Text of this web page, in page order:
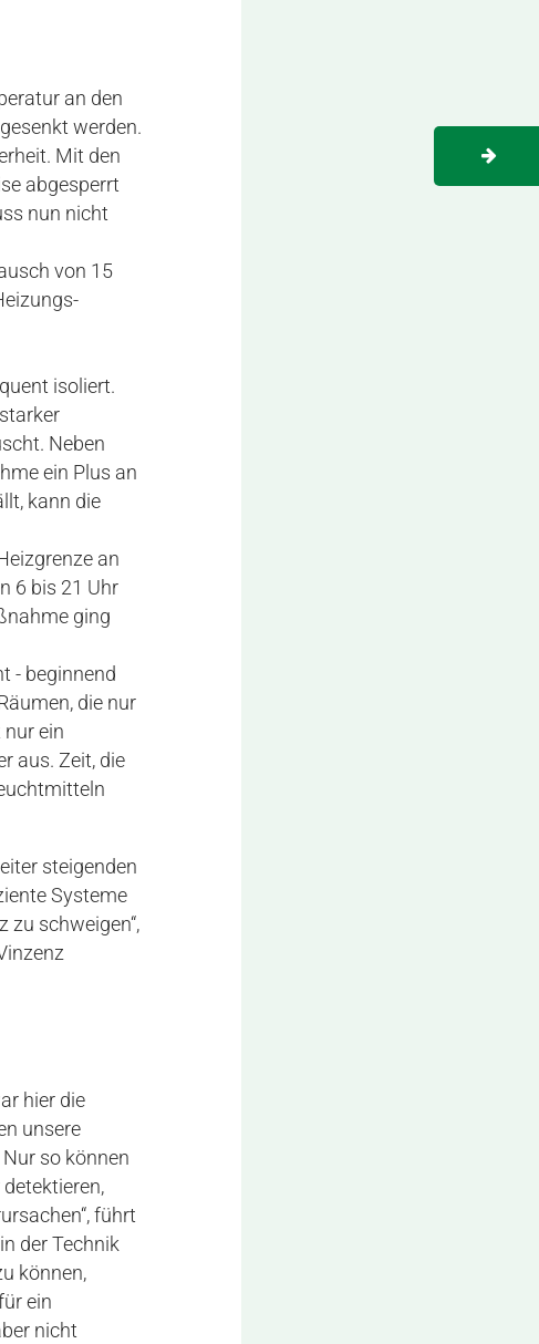
an den
werden.
Mit den
abgesperrt
nun nicht
von 15
isoliert.
Neben
ein Plus an
kann die
an
6 bis 21 Uhr
ging
- beginnend
die nur
ein
aus. Zeit, die
steigenden
Systeme
zu schweigen“,
hier die
unsere
so können
führt
der Technik
können,
ein
nicht